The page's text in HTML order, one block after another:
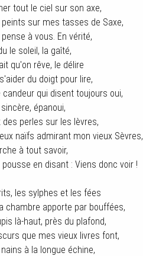
tout le ciel sur son axe,
sur mes tasses de Saxe,
à vous. En vérité,
le soleil, la gaîté,
qu'on rêve, le délire
du doigt pour lire,
qui disent toujours oui,
épanoui,
perles sur les lèvres,
naïfs admirant mon vieux Sèvres,
à tout savoir,
en disant : Viens donc voir !
les sylphes et les fées
chambre apporte par bouffées,
là-haut, près du plafond,
que mes vieux livres font,
à la longue échine,